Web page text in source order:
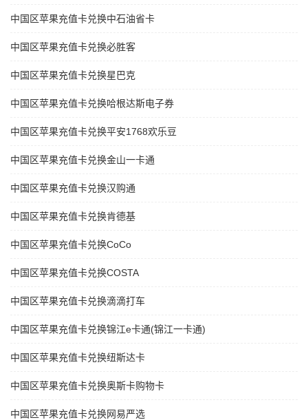
中国区苹果充值卡兑换中石油省卡
中国区苹果充值卡兑换必胜客
中国区苹果充值卡兑换星巴克
中国区苹果充值卡兑换哈根达斯电子券
中国区苹果充值卡兑换平安1768欢乐豆
中国区苹果充值卡兑换金山一卡通
中国区苹果充值卡兑换汉购通
中国区苹果充值卡兑换肯德基
中国区苹果充值卡兑换CoCo
中国区苹果充值卡兑换COSTA
中国区苹果充值卡兑换滴滴打车
中国区苹果充值卡兑换锦江e卡通(锦江一卡通)
中国区苹果充值卡兑换纽斯达卡
中国区苹果充值卡兑换奥斯卡购物卡
中国区苹果充值卡兑换网易严选